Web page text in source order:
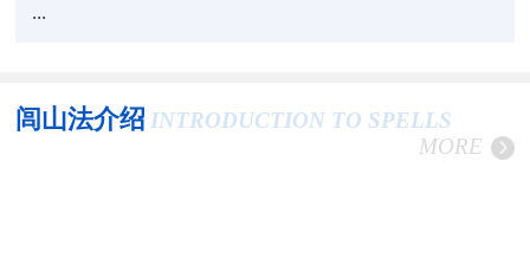
...
闾山法介绍 INTRODUCTION TO SPELLS
MORE